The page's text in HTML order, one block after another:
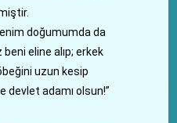
doğumumda da
eline alıp; erkek
uzun kesip
devlet adamı olsun!”